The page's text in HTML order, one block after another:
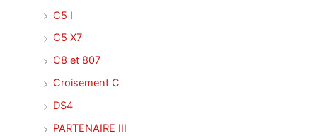
C5 I
C5 X7
C8 et 807
Croisement C
DS4
PARTENAIRE III